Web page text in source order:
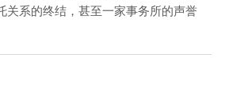
关系的终结，甚至一家事务所的声誉